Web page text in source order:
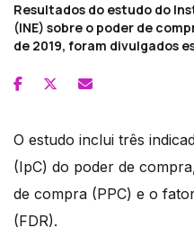
Resultados do estudo do
(INE) sobre o poder de
de 2019, foram divulgados
O estudo inclui três
(IpC) do poder de
de compra (PPC) e o
(FDR).